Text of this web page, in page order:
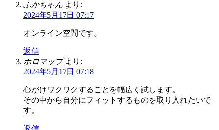
ふかちゃん より:
2024年5月17日 07:17
オンライン空間です。
返信
ホロマップ より:
2024年5月17日 07:18
心がけワクワクすることを幅広く試します。
その中から自分にフィットするものを取り入れたいで
す。